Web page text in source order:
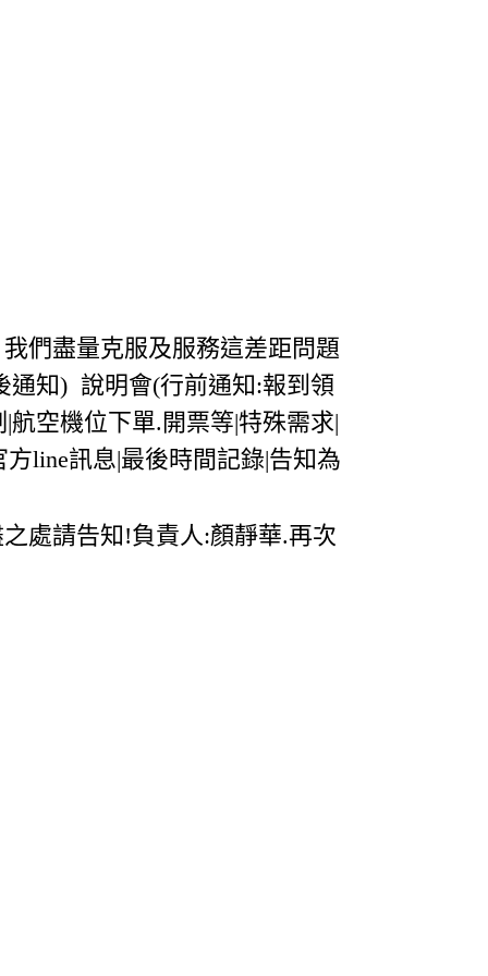
們盡量克服及服務這差距問題
通知) 說明會(行前通知:報到領
空機位下單.開票等|特殊需求|
line訊息|最後時間記錄|告知為
處請告知!負責人:顏靜華.再次